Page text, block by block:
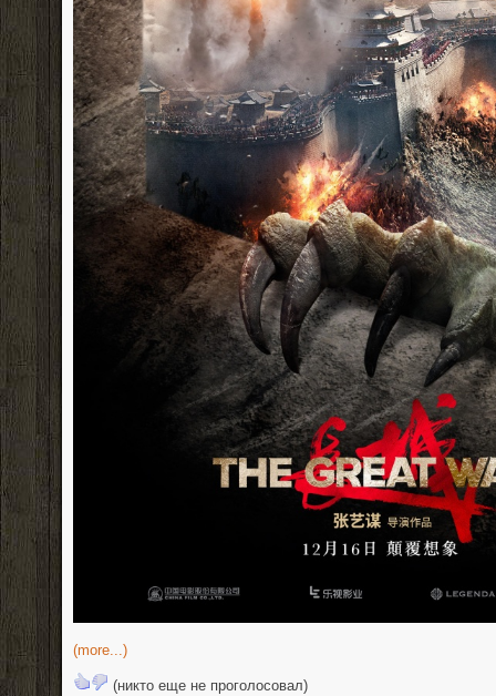
(more...)
(никто еще не проголосовал)